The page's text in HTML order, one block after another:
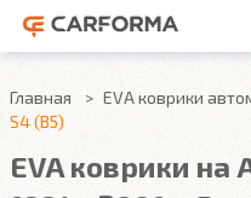
Главная EVA коврики
S4 (B5)
EVA коврики на